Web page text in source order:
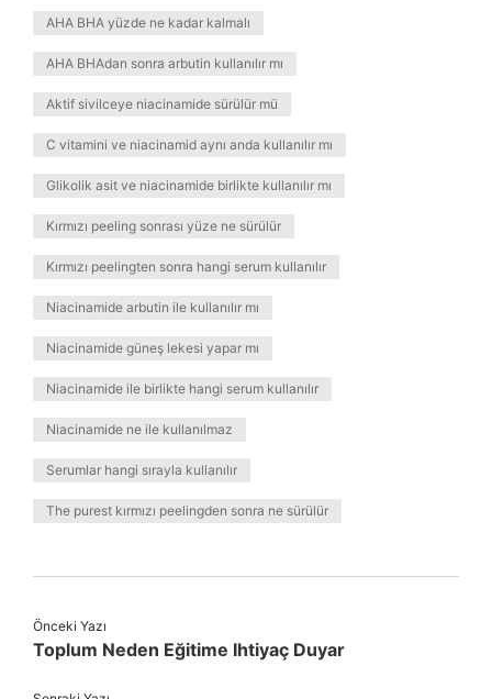
AHA BHA yüzde ne kadar kalmalı
AHA BHAdan sonra arbutin kullanılır mı
Aktif sivilceye niacinamide sürülür mü
C vitamini ve niacinamid aynı anda kullanılır mı
Glikolik asit ve niacinamide birlikte kullanılır mı
Kırmızı peeling sonrası yüze ne sürülür
Kırmızı peelingten sonra hangi serum kullanılır
Niacinamide arbutin ile kullanılır mı
Niacinamide güneş lekesi yapar mı
Niacinamide ile birlikte hangi serum kullanılır
Niacinamide ne ile kullanılmaz
Serumlar hangi sırayla kullanılır
The purest kırmızı peelingden sonra ne sürülür
Önceki Yazı
Toplum Neden Eğitime Ihtiyaç Duyar